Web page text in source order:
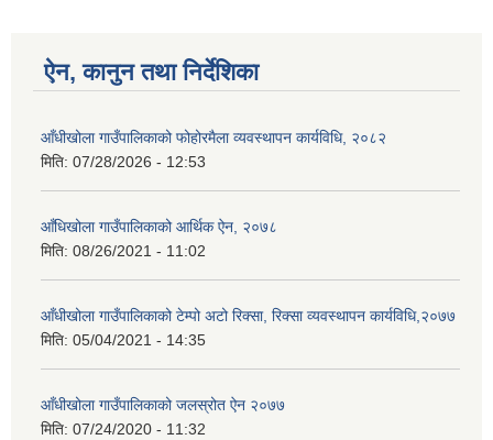
ऐन, कानुन तथा निर्देशिका
आँधीखोला गाउँपालिकाको फोहोरमैला व्यवस्थापन कार्यविधि, २०८२
मिति: 07/28/2026 - 12:53
आँधिखोला गाउँपालिकाको आर्थिक ऐन, २०७८
मिति: 08/26/2021 - 11:02
आँधीखोला गाउँपालिकाको टेम्पो अटो रिक्सा, रिक्सा व्यवस्थापन कार्यविधि,२०७७
मिति: 05/04/2021 - 14:35
आँधीखोला गाउँपालिकाको जलस्रोत ऐन २०७७
मिति: 07/24/2020 - 11:32